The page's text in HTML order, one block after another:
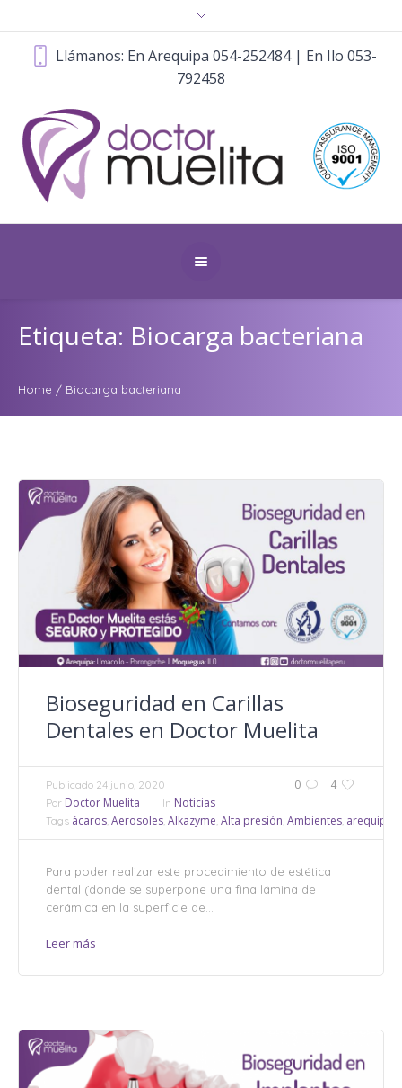
Llámanos: En Arequipa 054-252484 | En Ilo 053-
792458
Etiqueta: Biocarga bacteriana
Home / Biocarga bacteriana
Bioseguridad en Carillas
Dentales en Doctor Muelita
0 4
Publicado 24 junio, 2020
Por Doctor Muelita In Noticias
Tags ácaros, Aerosoles, Alkazyme, Alta presión, Ambientes, arequipa
Para poder realizar este procedimiento de estética
dental (donde se superpone una fina lámina de
cerámica en la superficie de...
Leer más